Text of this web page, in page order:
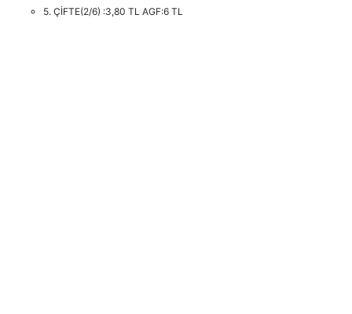
5. ÇİFTE(2/6) :3,80 TL AGF:6 TL